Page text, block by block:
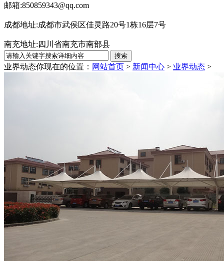
邮箱:850859343@qq.com
成都地址:成都市武侯区佳灵路20号1栋16层7号
南充地址:四川省南充市南部县
业界动态你现在的位置： 网站首页 > 新闻中心 > 业界动态 >